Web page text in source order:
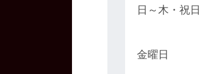
日～木・祝日
金曜日